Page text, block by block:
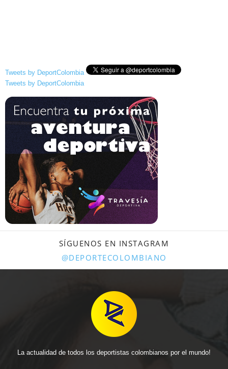
Tweets by DeportColombia
Tweets by DeportColombia
SÍGUENOS EN INSTAGRAM
@DEPORTECOLOMBIANO
La actualidad de todos los deportistas colombianos por el mundo!